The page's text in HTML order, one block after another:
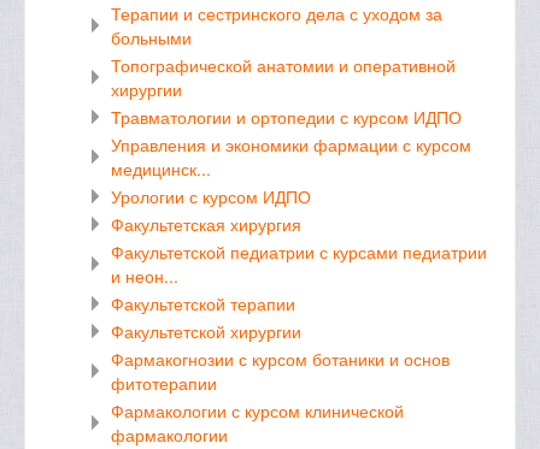
Терапии и сестринского дела с уходом за
больными
Топографической анатомии и оперативной
хирургии
Травматологии и ортопедии с курсом ИДПО
Управления и экономики фармации с курсом
медицинск...
Урологии с курсом ИДПО
Факультетская хирургия
Факультетской педиатрии с курсами педиатрии
и неон...
Факультетской терапии
Факультетской хирургии
Фармакогнозии с курсом ботаники и основ
фитотерапии
Фармакологии с курсом клинической
фармакологии